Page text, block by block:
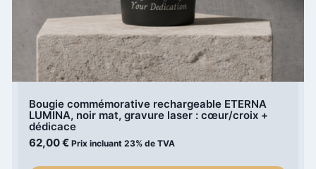
Bougie commémorative rechargeable ETERNA
LUMINA, noir mat, gravure laser : cœur/croix +
dédicace
62,00€ Prix incluant 23% de TVA